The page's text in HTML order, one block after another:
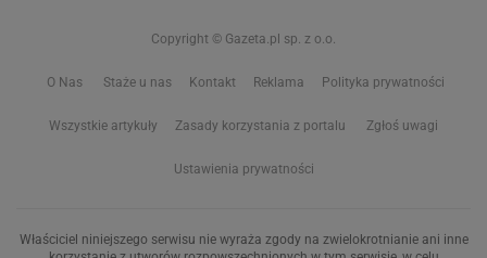
Copyright © Gazeta.pl sp. z o.o.
O Nas Staże u nas Kontakt Reklama Polityka prywatności
Wszystkie artykuły Zasady korzystania z portalu Zgłoś uwagi
Ustawienia prywatności
Właściciel niniejszego serwisu nie wyraża zgody na zwielokrotnianie ani inne